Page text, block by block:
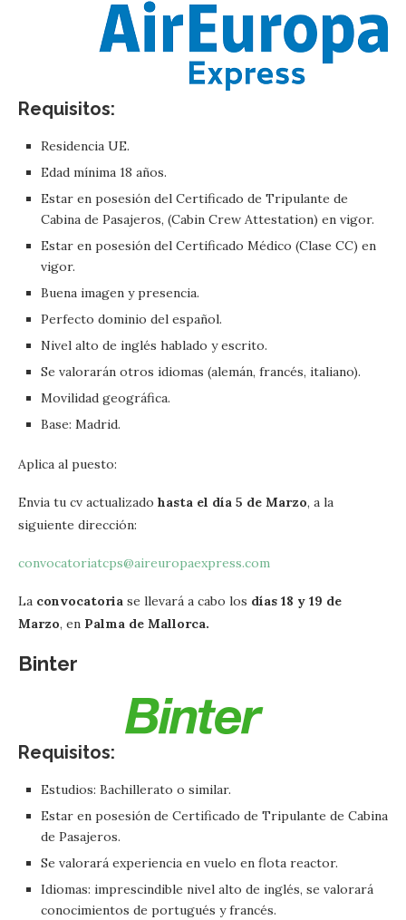
Requisitos:
Residencia UE.
Edad mínima 18 años.
Estar en posesión del Certificado de Tripulante de
Cabina de Pasajeros, (Cabin Crew Attestation) en vigor.
Estar en posesión del Certificado Médico (Clase CC) en
vigor.
Buena imagen y presencia.
Perfecto dominio del español.
Nivel alto de inglés hablado y escrito.
Se valorarán otros idiomas (alemán, francés, italiano).
Movilidad geográfica.
Base: Madrid.
Aplica al puesto:
Envia tu cv actualizado hasta el día 5 de Marzo, a la
siguiente dirección:
convocatoriatcps@aireuropaexpress.com
La convocatoria se llevará a cabo los días 18 y 19 de
Marzo, en Palma de Mallorca.
Binter
Requisitos:
Estudios: Bachillerato o similar.
Estar en posesión de Certificado de Tripulante de Cabina
de Pasajeros.
Se valorará experiencia en vuelo en flota reactor.
Idiomas: imprescindible nivel alto de inglés, se valorará
conocimientos de portugués y francés.